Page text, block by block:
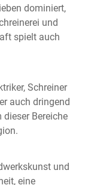
dominiert,
und
spielt auch
Schreiner
auch dringend
Bereiche
und
eine